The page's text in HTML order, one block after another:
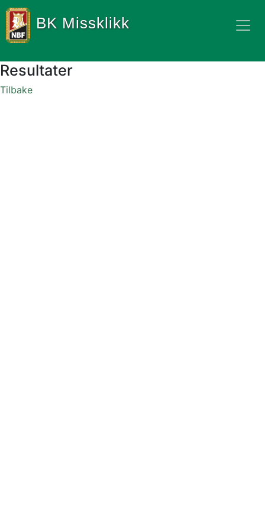
BK Missklikk
Resultater
Tilbake